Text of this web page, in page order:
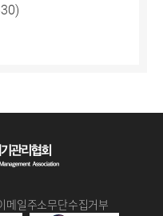
메일주소무단수집거부